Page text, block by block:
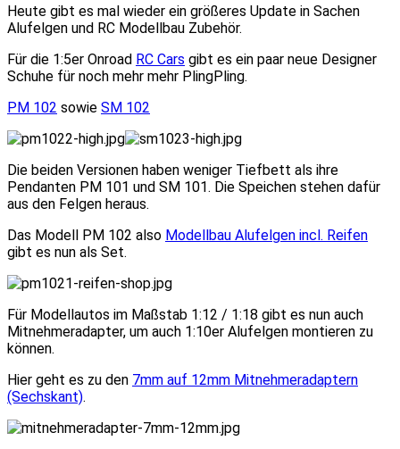
Heute gibt es mal wieder ein größeres Update in Sachen
Alufelgen und RC Modellbau Zubehör.
Für die 1:5er Onroad RC Cars gibt es ein paar neue Designer
Schuhe für noch mehr mehr PlingPling.
PM 102 sowie SM 102
Die beiden Versionen haben weniger Tiefbett als ihre
Pendanten PM 101 und SM 101. Die Speichen stehen dafür
aus den Felgen heraus.
Das Modell PM 102 also Modellbau Alufelgen incl. Reifen
gibt es nun als Set.
Für Modellautos im Maßstab 1:12 / 1:18 gibt es nun auch
Mitnehmeradapter, um auch 1:10er Alufelgen montieren zu
können.
Hier geht es zu den 7mm auf 12mm Mitnehmeradaptern
(Sechskant).